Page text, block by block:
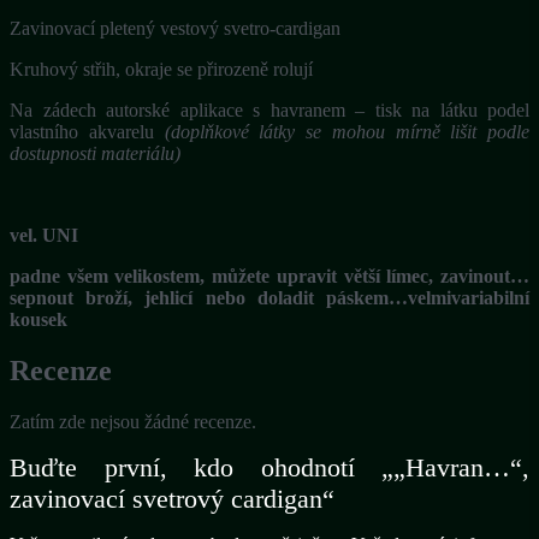
Zavinovací pletený vestový svetro-cardigan
Kruhový střih, okraje se přirozeně rolují
Na zádech autorské aplikace s havranem – tisk na látku podel
vlastního akvarelu (doplňkové látky se mohou mírně lišit podle
dostupnosti materiálu)
vel. UNI
padne všem velikostem, můžete upravit větší límec, zavinout…
sepnout broží, jehlicí nebo doladit páskem…velmivariabilní
kousek
Recenze
Zatím zde nejsou žádné recenze.
Buďte první, kdo ohodnotí „„Havran…“,
zavinovací svetrový cardigan“